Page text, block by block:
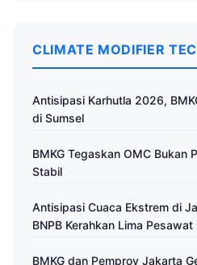
CLIMATE MODIFIER
Antisipasi Karhutla 2026,
di Sumsel
BMKG Tegaskan OMC Bukan
Stabil
Antisipasi Cuaca Ekstrem di
BNPB Kerahkan Lima
BMKG dan Pemprov Jakarta